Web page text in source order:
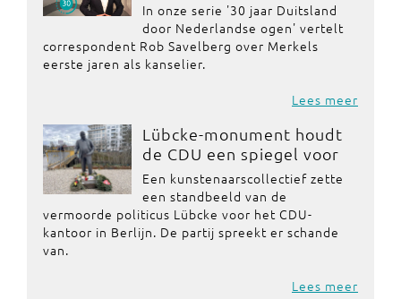
In onze serie '30 jaar Duitsland
door Nederlandse ogen' vertelt
correspondent Rob Savelberg over Merkels
eerste jaren als kanselier.
Lees meer
Lübcke-monument houdt
de CDU een spiegel voor
Een kunstenaarscollectief zette
een standbeeld van de
vermoorde politicus Lübcke voor het CDU-
kantoor in Berlijn. De partij spreekt er schande
van.
Lees meer